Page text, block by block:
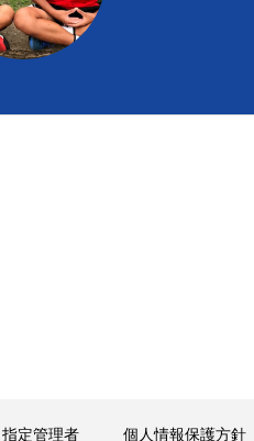
指定管理者 個人情報保護方針